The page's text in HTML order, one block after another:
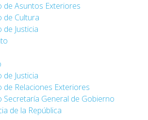
de Asuntos Exteriores
de Cultura
de Justicia
de Justicia
de Relaciones Exteriores
Secretaría General de Gobierno
de la República